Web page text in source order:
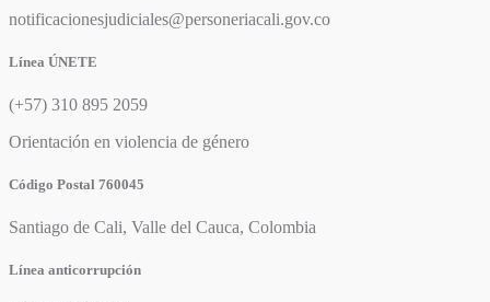
notificacionesjudiciales@personeriacali.gov.co
Línea ÚNETE
(+57) 310 895 2059
Orientación en violencia de género
Código Postal 760045
Santiago de Cali, Valle del Cauca, Colombia
Línea anticorrupción